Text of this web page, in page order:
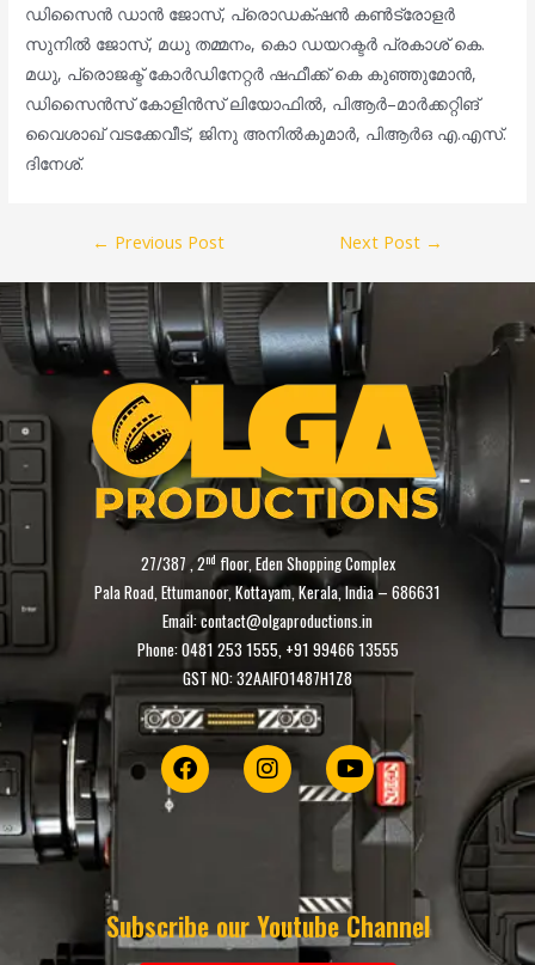
ഡിസൈൻ ഡാൻ ജോസ്, പ്രൊഡക്‌ഷൻ കണ്‍ട്രോളർ
സുനിൽ ജോസ്, മധു തമ്മനം, കൊ ഡയറക്ടർ പ്രകാശ് കെ.
മധു, പ്രൊജക്ട് കോർഡിനേറ്റർ ഷഫീക്ക് കെ കുഞ്ഞുമോൻ,
ഡിസൈൻസ് കോളിൻസ് ലിയോഫിൽ, പിആർ–മാർക്കറ്റിങ്
വൈശാഖ് വടക്കേവീട്, ജിനു അനിൽകുമാർ, പിആർഒ എ.എസ്.
ദിനേശ്.
← Previous Post Next Post →
27/387 , 2nd floor, Eden Shopping Complex
Pala Road, Ettumanoor, Kottayam, Kerala, India – 686631
Email: contact@olgaproductions.in
Phone: 0481 253 1555, +91 99466 13555
GST NO: 32AAIFO1487H1Z8
Subscribe our Youtube Channel